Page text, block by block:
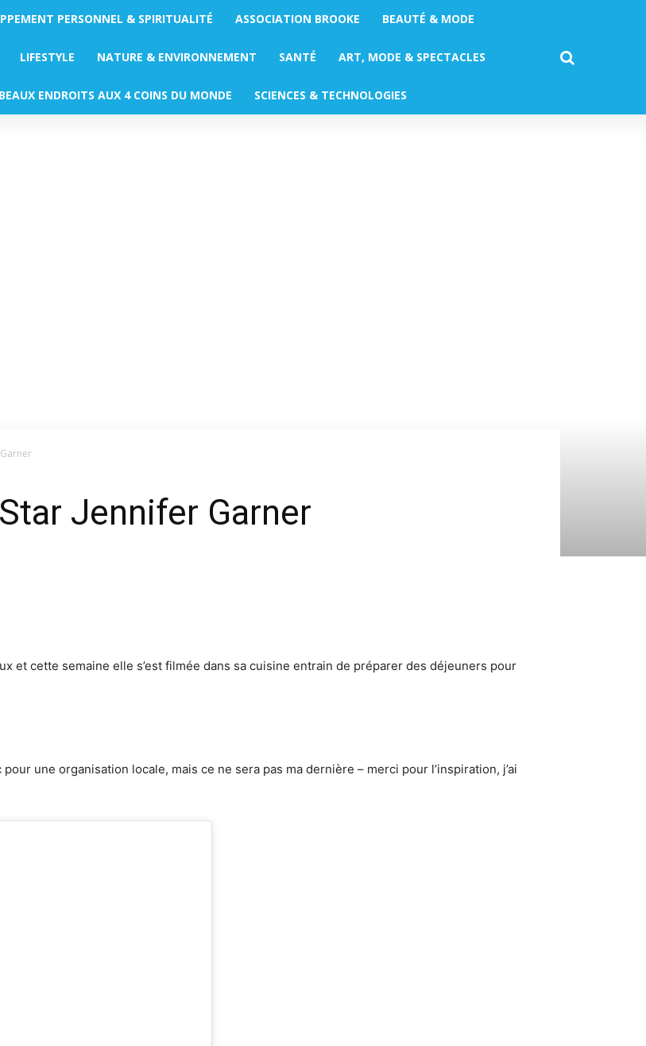
PERSONNEL & SPIRITUALITÉ ASSOCIATION BROOKE BEAUTÉ & MODE
LIFESTYLE NATURE & ENVIRONNEMENT SANTÉ ART, MODE & SPECTACLES
ENDROITS AUX 4 COINS DU MONDE SCIENCES & TECHNOLOGIES
Jennifer Garner
et cette semaine elle s’est filmée dans sa cuisine entrain de préparer des déjeuners pour
une organisation locale, mais ce ne sera pas ma dernière – merci pour l’inspiration, j’ai